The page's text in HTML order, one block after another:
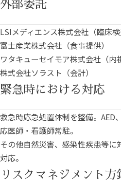
外部委託
LSIメディエンス株式会社（臨床検
富士産業株式会社（食事提供）
ワタキューセイモア株式会社（内
株式会社ソラスト（会計）
緊急時における対応
救急時応急処置体制を整備。AED
応医師・看護師常駐。
その他自然災害、感染性疾患等に
対応。
リスクマネジメント方